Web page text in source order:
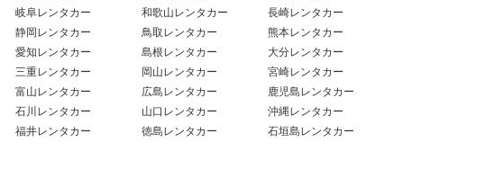
岐阜レンタカー
静岡レンタカー
愛知レンタカー
三重レンタカー
富山レンタカー
石川レンタカー
福井レンタカー
和歌山レンタカー
鳥取レンタカー
島根レンタカー
岡山レンタカー
広島レンタカー
山口レンタカー
徳島レンタカー
長崎レンタカー
熊本レンタカー
大分レンタカー
宮崎レンタカー
鹿児島レンタカー
沖縄レンタカー
石垣島レンタカー